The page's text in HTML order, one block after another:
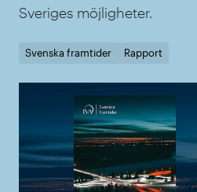
Sveriges möjligheter.
Svenska framtider Rapport